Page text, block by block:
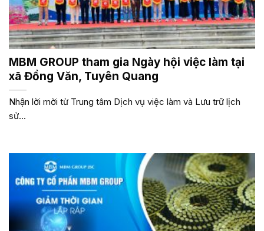
MBM GROUP tham gia Ngày hội việc làm tại
xã Đồng Văn, Tuyên Quang
Nhận lời mời từ Trung tâm Dịch vụ việc làm và Lưu trữ lịch
sử...